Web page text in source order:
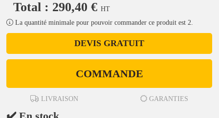
Total : 290,40 € HT
La quantité minimale pour pouvoir commander ce produit est 2.
DEVIS GRATUIT
COMMANDE
LIVRAISON GARANTIES